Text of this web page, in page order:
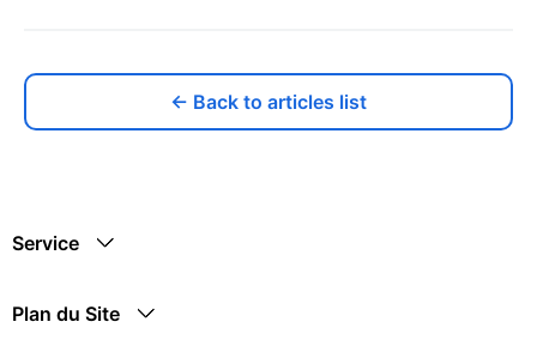
← Back to articles list
Service
Plan du Site